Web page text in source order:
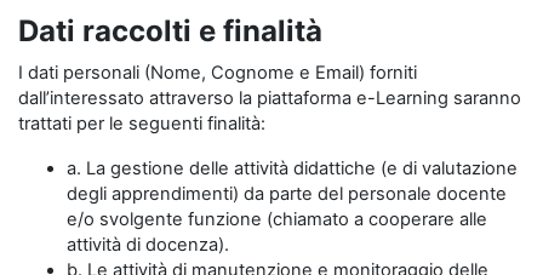
Dati raccolti e finalità
I dati personali (Nome, Cognome e Email) forniti
dall’interessato attraverso la piattaforma e-Learning saranno
trattati per le seguenti finalità:
a. La gestione delle attività didattiche (e di valutazione
degli apprendimenti) da parte del personale docente
e/o svolgente funzione (chiamato a cooperare alle
attività di docenza).
b. Le attività di manutenzione e monitoraggio delle